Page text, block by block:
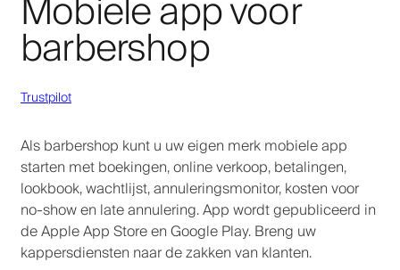
barbershop
Trustpilot
Als barbershop kunt u uw eigen merk mobiele app
starten met boekingen, online verkoop, betalingen,
lookbook, wachtlijst, annuleringsmonitor, kosten voor
no-show en late annulering. App wordt gepubliceerd in
de Apple App Store en Google Play. Breng uw
kappersdiensten naar de zakken van klanten.